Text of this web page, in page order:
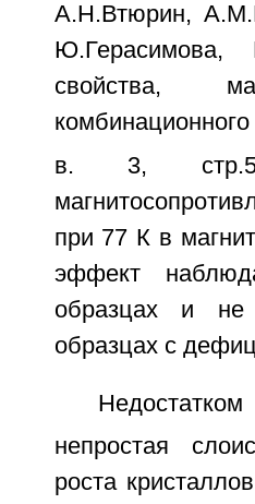
А.Н.Втюрин,
Ю.Герасимова,
свойства,
в. 3,
при 77 К в
эффект
образцах и не
образцах с
непростая
роста